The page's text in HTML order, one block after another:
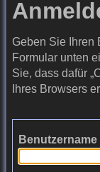
Geben Sie Ihren
Formular unten
Sie, dass dafür
Ihres Browsers
Benutzername